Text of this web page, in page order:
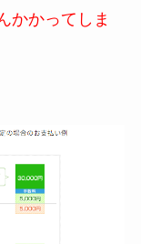
かかってしま